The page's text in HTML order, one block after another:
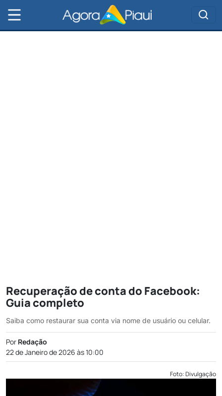
Recuperação de conta do Facebook:
Guia completo
Saiba como restaurar sua conta via nome de usuário ou celular.
Por Redação
22 de Janeiro de 2026 às 10:00
Foto: Divulgação